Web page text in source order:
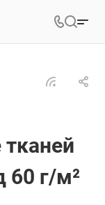
60 г/м²